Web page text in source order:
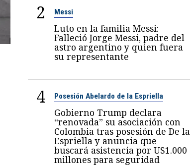
2 Messi
Luto en la familia Messi:
Falleció Jorge Messi, padre del
astro argentino y quien fuera
su representante
4 Posesión Abelardo de la Espriella
Gobierno Trump declara
“renovada” su asociación con
Colombia tras posesión de De la
Espriella y anuncia que
buscará asistencia por US1.000
millones para seguridad